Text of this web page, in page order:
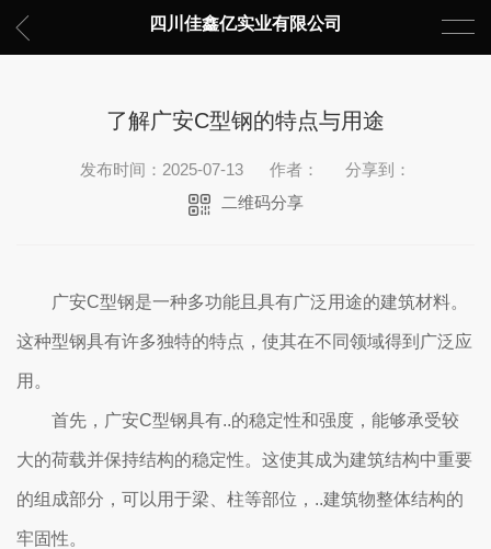
四川佳鑫亿实业有限公司
了解广安C型钢的特点与用途
发布时间：2025-07-13 作者：
分享到：
二维码分享
广安C型钢是一种多功能且具有广泛用途的建筑材料。
这种型钢具有许多独特的特点，使其在不同领域得到广泛应
用。
首先，广安C型钢具有..的稳定性和强度，能够承受较
大的荷载并保持结构的稳定性。这使其成为建筑结构中重要
的组成部分，可以用于梁、柱等部位，..建筑物整体结构的
牢固性。